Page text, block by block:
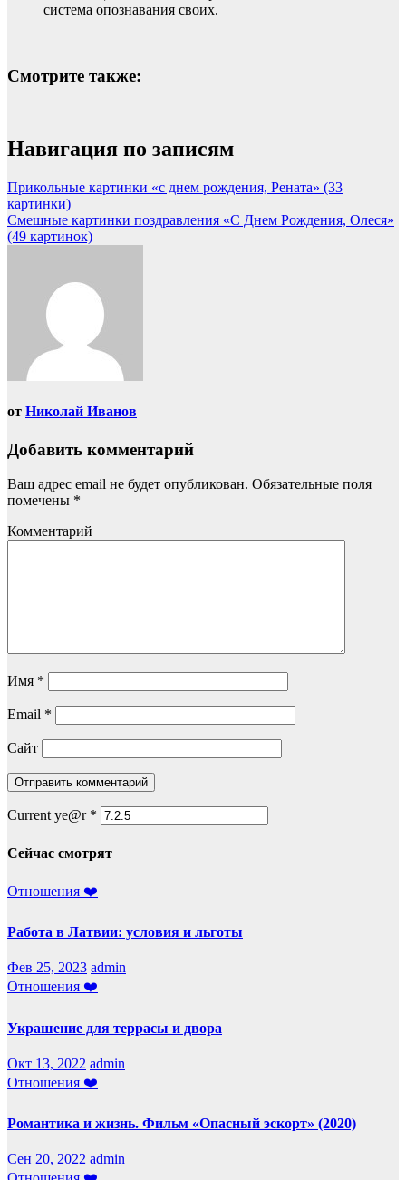
система опознавания своих.
Смотрите также:
Навигация по записям
Прикольные картинки «с днем рождения, Рената» (33
картинки)
Смешные картинки поздравления «С Днем Рождения, Олеся»
(49 картинок)
от Николай Иванов
Добавить комментарий
Ваш адрес email не будет опубликован. Обязательные поля
помечены *
Комментарий
Имя *
Email *
Сайт
Current ye@r *
Сейчас смотрят
Отношения ❤️
Работа в Латвии: условия и льготы
Фев 25, 2023 admin
Отношения ❤️
Украшение для террасы и двора
Окт 13, 2022 admin
Отношения ❤️
Романтика и жизнь. Фильм «Опасный эскорт» (2020)
Сен 20, 2022 admin